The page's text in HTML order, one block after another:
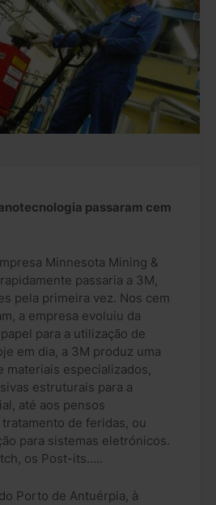
passaram cem
Minnesota Mining &
passaria a 3M,
pela primeira vez. Nos cem
a empresa evoluiu da
para a utilização de
em dia, a 3M produz uma
materiais especializados,
estruturais para a
até aos pensos
de feridas, ou
para sistemas eletrónicos.
os Post-its…..
Porto de Antuérpia, à